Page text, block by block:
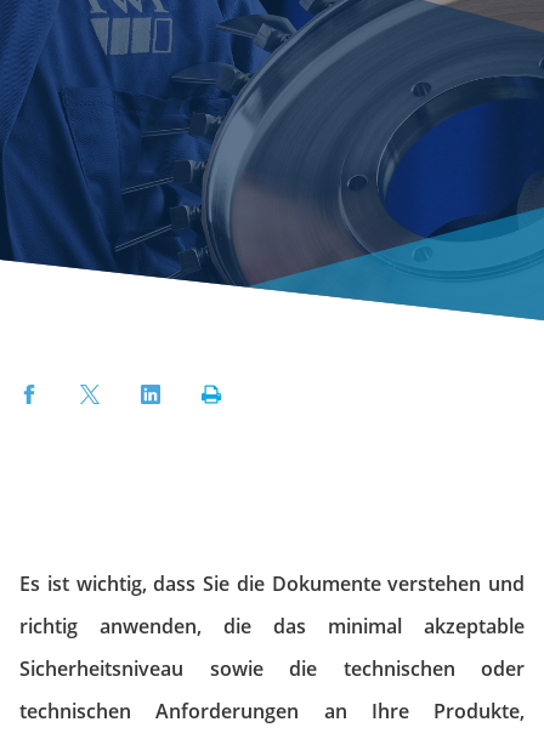
FacebookTwitterLinkedInPrint
Es ist wichtig, dass Sie die Dokumente verstehen und
richtig anwenden, die das minimal akzeptable
Sicherheitsniveau sowie die technischen oder
technischen Anforderungen an Ihre Produkte,